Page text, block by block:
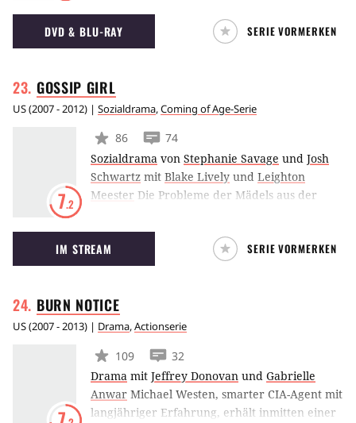
Handlung steht ein Überfall auf die Dampf-
Lokomotive “Flying Pussyfoot” im Jahre 1931,
auf der die verschiedensten Charaktere
sollten einen Blick auf den Anime, welcher
gekonnt abgedrehten Humor und einen
DVD & BLU-RAY SERIE VORMERKEN
GOSSIP GIRL
US(2007 - 2012) | Sozialdrama,Coming of Age-Serie
7.2
86
74
Sozialdrama von Stephanie Savage und Josh
Schwartz mit Blake Lively und Leighton
Meester Die Probleme der Mädels aus der
Mädchen aus einer der reichsten Gegenden
New Yorks und ihre ärgste Rivalin stehen sich
plötzlich gegenüber, nachdem diese aus dem
mit Blair die Schulbank drücken muß.
IM STREAM SERIE VORMERKEN
BURN NOTICE
US(2007 - 2013) | Drama,Actionserie
109
32
Drama mit Jeffrey Donovan und Gabrielle
Anwar Michael Westen, smarter CIA-Agent mit
langjähriger Erfahrung, erhält inmitten einer